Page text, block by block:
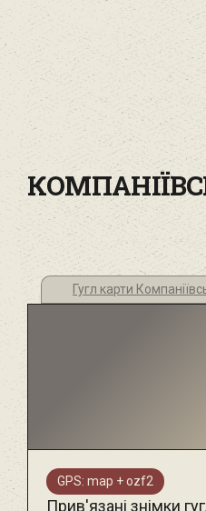
Гугл карти
GPS: map + ozf2
Прив'язані знімки